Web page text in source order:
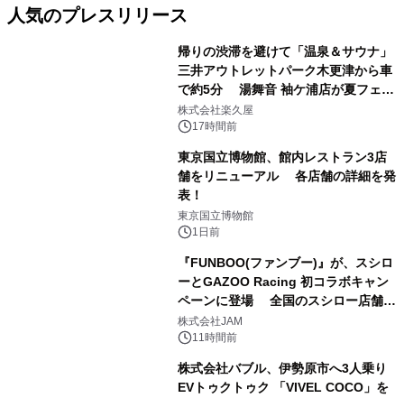
人気のプレスリリース
帰りの渋滞を避けて「温泉＆サウナ」
三井アウトレットパーク木更津から車
で約5分 湯舞音 袖ケ浦店が夏フェア
メニューを提供
株式会社楽久屋
17時間前
東京国立博物館、館内レストラン3店
舗をリニューアル 各店舗の詳細を発
表！
東京国立博物館
1日前
『FUNBOO(ファンブー)』が、スシロ
ーとGAZOO Racing 初コラボキャン
ペーンに登場 全国のスシロー店舗で
GR 4車種の FUNBOO(ミニカー)付き
メニューが展開されます
株式会社JAM
11時間前
株式会社バブル、伊勢原市へ3人乗り
EVトゥクトゥク 「VIVEL COCO」を